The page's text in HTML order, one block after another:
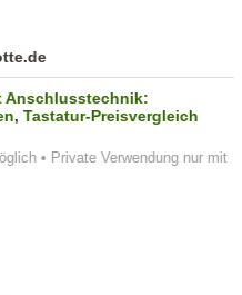
• Private Verwendung nur mit
Anschlusstechnik:
,Tastatur-Preisvergleich